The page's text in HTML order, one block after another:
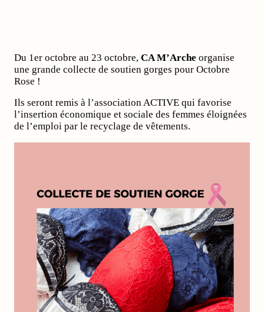
Du 1er octobre au 23 octobre, CA M’Arche organise
une grande collecte de soutien gorges pour Octobre
Rose !
Ils seront remis à l’association ACTIVE qui favorise
l’insertion économique et sociale des femmes éloignées
de l’emploi par le recyclage de vêtements.